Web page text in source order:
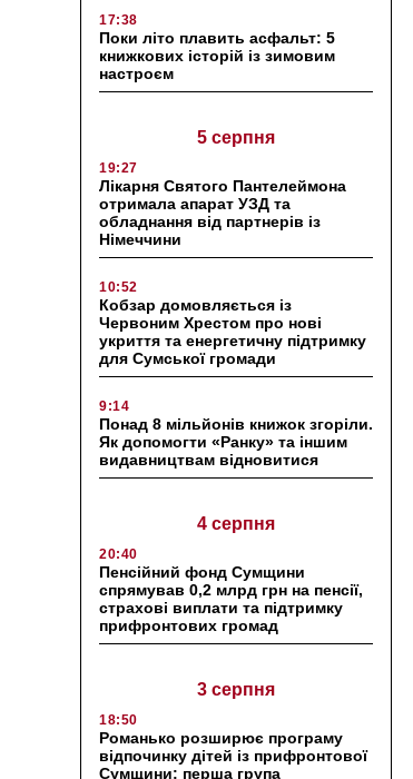
17:38
Поки літо плавить асфальт: 5
книжкових історій із зимовим
настроєм
5 серпня
19:27
Лікарня Святого Пантелеймона
отримала апарат УЗД та
обладнання від партнерів із
Німеччини
10:52
Кобзар домовляється із
Червоним Хрестом про нові
укриття та енергетичну підтримку
для Сумської громади
9:14
Понад 8 мільйонів книжок згоріли.
Як допомогти «Ранку» та іншим
видавництвам відновитися
4 серпня
20:40
Пенсійний фонд Сумщини
спрямував 0,2 млрд грн на пенсії,
страхові виплати та підтримку
прифронтових громад
3 серпня
18:50
Романько розширює програму
відпочинку дітей із прифронтової
Сумщини: перша група